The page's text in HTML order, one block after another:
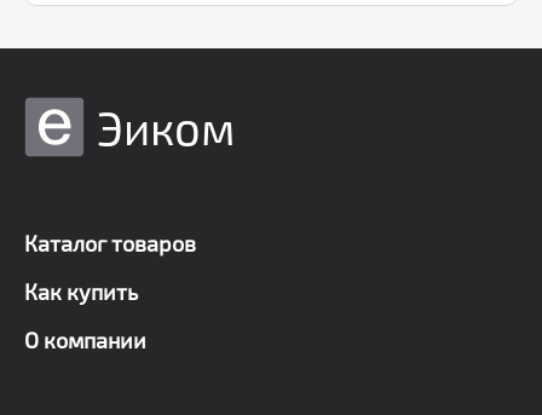
Эиком
Каталог товаров
Как купить
О компании